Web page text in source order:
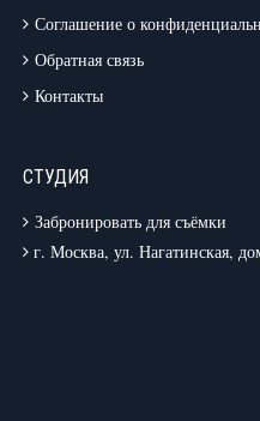
Соглашение о
Обратная связь
Контакты
СТУДИЯ
Забронировать для съёмки
г. Москва, ул. Нагатинская,